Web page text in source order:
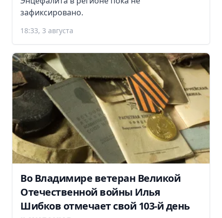
зафиксировано.
18:33, 3 августа
Во Владимире ветеран Великой
Отечественной войны Илья
Шибков отмечает свой 103-й день